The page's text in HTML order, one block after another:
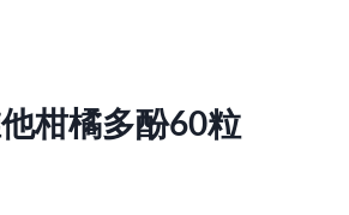
柑橘多酚60粒